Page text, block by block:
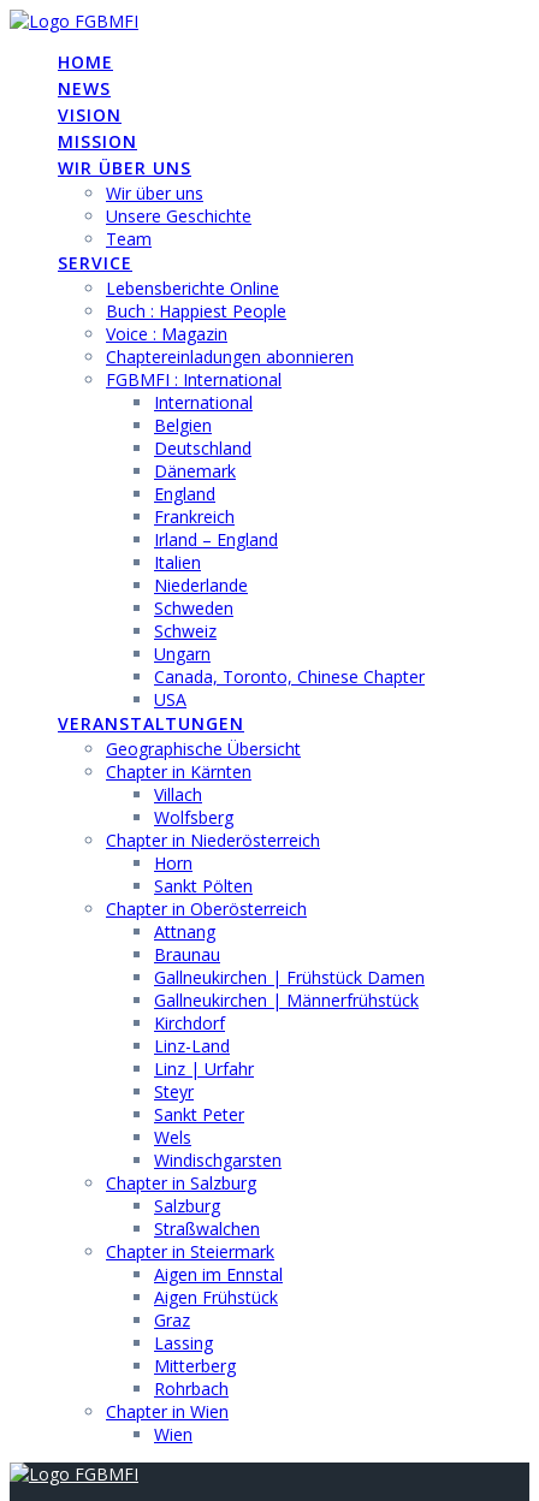
Skip
contentHOME
NEWS
VISION
MISSION
WIR ÜBER UNS
Wir über uns
Unsere Geschichte
Team
SERVICE
Lebensberichte Online
Buch : Happiest People
Voice : Magazin
Chaptereinladungen abonnieren
FGBMFI : International
International
Belgien
Deutschland
Dänemark
England
Frankreich
Irland – England
Italien
Niederlande
Schweden
Schweiz
Ungarn
Canada, Toronto, Chinese Chapter
USA
VERANSTALTUNGEN
Geographische Übersicht
Chapter in Kärnten
Villach
Wolfsberg
Chapter in Niederösterreich
Horn
Sankt Pölten
Chapter in Oberösterreich
Attnang
Braunau
Gallneukirchen | Frühstück Damen
Gallneukirchen | Männerfrühstück
Kirchdorf
Linz-Land
Linz | Urfahr
Steyr
Sankt Peter
Wels
Windischgarsten
Chapter in Salzburg
Salzburg
Straßwalchen
Chapter in Steiermark
Aigen im Ennstal
Aigen Frühstück
Graz
Lassing
Mitterberg
Rohrbach
Chapter in Wien
Wien